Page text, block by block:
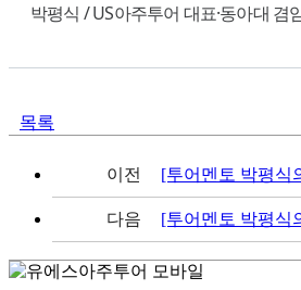
박평식 / US아주투어 대표·동아대 겸
목록
이전
다음